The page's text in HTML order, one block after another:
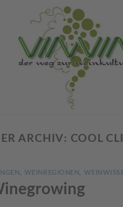
ARCHIV: COOL
WEINREGIONEN